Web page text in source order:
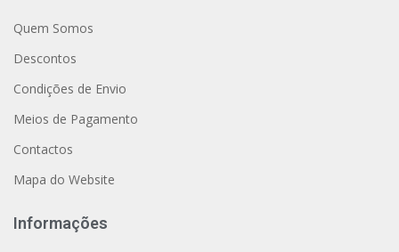
Quem Somos
Descontos
Condições de Envio
Meios de Pagamento
Contactos
Mapa do Website
Informações